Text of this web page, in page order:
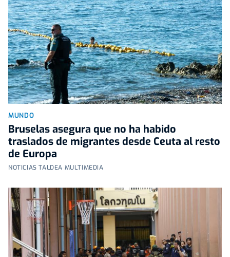
MUNDO
Bruselas asegura que no ha habido
traslados de migrantes desde Ceuta al resto
de Europa
NOTICIAS TALDEA MULTIMEDIA